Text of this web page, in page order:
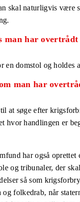
skal naturligvis være
man har
en domstol og holdes
man har
at søge efter
hvor handlingen er
har også oprettet
og tribunaler, der
så som
og folkedrab, når